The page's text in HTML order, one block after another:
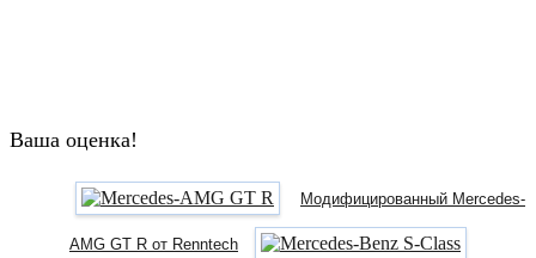
Ваша оценка!
Модифицированный Mercedes-
AMG GT R от Renntech